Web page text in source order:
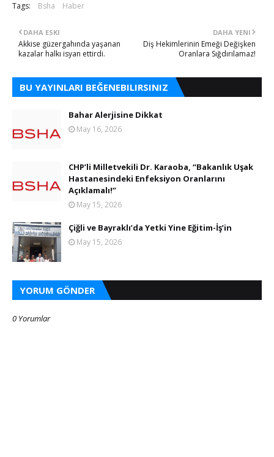
Tags: Bsha Haber
DAHA YENI
Diş Hekimlerinin Emeği Değişken
Oranlara Sığdırılamaz!
DAHA ESKI
Akkise güzergahında yaşanan
kazalar halkı isyan ettirdi.
BU YAYINLARI BEĞENEBILIRSINIZ
Bahar Alerjisine Dikkat
May 16, 2026
CHP’li Milletvekili Dr. Karaoba, “Bakanlık Uşak
Hastanesindeki Enfeksiyon Oranlarını
Açıklamalı!”
May 15, 2026
Çiğli ve Bayraklı’da Yetki Yine Eğitim-İş’in
May 15, 2026
YORUM GÖNDER
0 Yorumlar